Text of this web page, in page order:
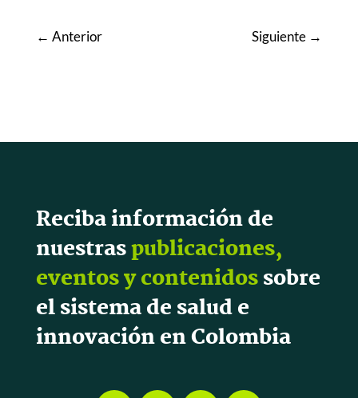
← Anterior Siguiente →
Reciba información de
nuestraspublicaciones,
eventos y contenidossobre
el sistema de salud e
innovación en Colombia